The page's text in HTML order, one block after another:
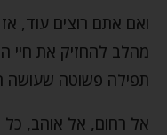
ואם אתם רוצים עוד,
מהלב להחזיק את חיי
תפילה פשוטה שעושה
אל רחום, אל אוהב, כל